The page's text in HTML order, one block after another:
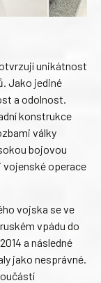
unikátnost
Jako jediné
a odolnost.
konstrukce
války
bojovou
operace
vojska se ve
vpádu do
a následné
jako nesprávné.